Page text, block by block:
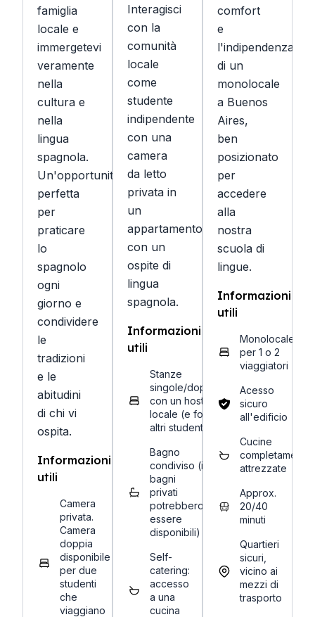
famiglia
locale e
immergetevi
veramente
nella
cultura e
nella
lingua
spagnola.
Un'opportunità
perfetta
per
praticare
lo
spagnolo
ogni
giorno e
condividere
le
tradizioni
e le
abitudini
di chi vi
ospita.
Informazioni
utili
Camera
privata.
Camera
doppia
disponibile
per due
studenti
che
viaggiano
Interagisci
con la
comunità
locale
come
studente
indipendente
con una
camera
da letto
privata in
un
appartamento
con un
ospite di
lingua
spagnola.
Informazioni
utili
Stanze
singole/doppie
con un host
locale (e forse
altri studenti)
Bagno
condiviso (i
bagni
privati
potrebbero
essere
disponibili)
Self-
catering:
accesso
a una
cucina
comfort
e
l'indipendenza
di un
monolocale
a Buenos
Aires,
ben
posizionato
per
accedere
alla
nostra
scuola di
lingue.
Informazioni
utili
Monolocale
per 1 o 2
viaggiatori
Acesso
sicuro
all'edificio
Cucine
completamente
attrezzate
Approx.
20/40
minuti
Quartieri
sicuri,
vicino ai
mezzi di
trasporto